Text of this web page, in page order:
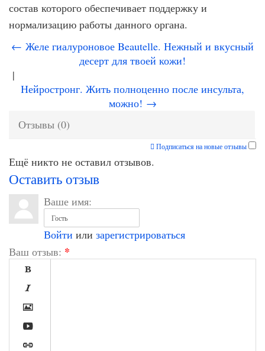
состав которого обеспечивает поддержку и
нормализацию работы данного органа.
← Желе гиалуроновое Beautelle. Нежный и вкусный
десерт для твоей кожи!
|
Нейростронг. Жить полноценно после инсульта,
можно! →
Отзывы (0)
Подписаться на новые отзывы
Ещё никто не оставил отзывов.
Оставить отзыв
Ваше имя:
Войти или зарегистрироваться
Ваш отзыв: *




